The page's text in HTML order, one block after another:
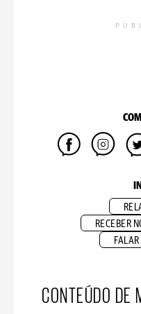
RECEBER
CONTEÚDO DE